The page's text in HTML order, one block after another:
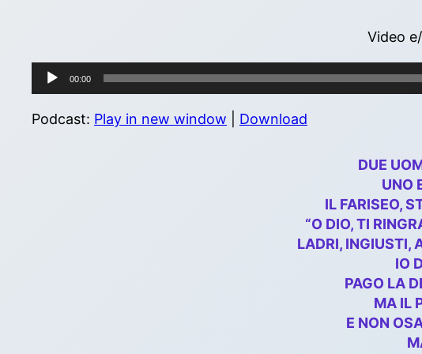
Video
Audio
Player
00:00
Podcast: Play in new window Download
DUE
UNO
IL FARISEO,
“O DIO, TI
LADRI, INGIUSTI,
IO
PAGO LA
MA IL
E NON